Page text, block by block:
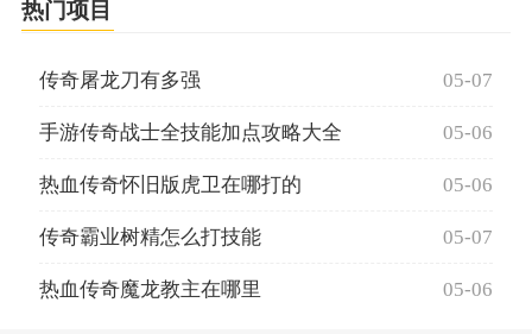
热门项目
传奇屠龙刀有多强 05-07
手游传奇战士全技能加点攻略大全 05-06
热血传奇怀旧版虎卫在哪打的 05-06
传奇霸业树精怎么打技能 05-07
热血传奇魔龙教主在哪里 05-06